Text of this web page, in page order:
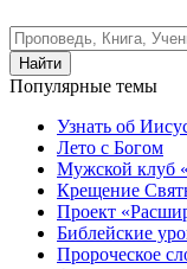
Найти
Популярные темы
Узнать об
Лето с Богом
Мужской клуб
Крещение
Проект
Библейские
Пророческое